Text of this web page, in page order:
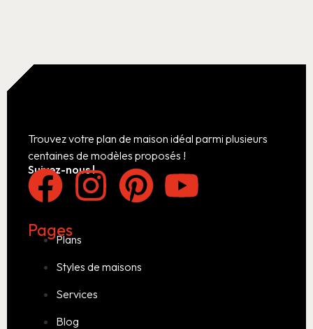
Trouvez votre plan de maison idéal parmi plusieurs
centaines de modèles proposés !
Suivez-nous !
Pages
Plans
Styles de maisons
Services
Blog